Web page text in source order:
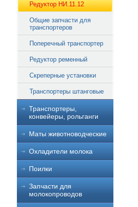
Редуктор НИ.11.12
Общие запчасти для
транспортеров
Поперечный транспортер
Редуктор ременный
Скреперные установки
Транспортеры штанговые
Транспортеры,
конвейеры, рольганги
Маты животноводческие
Охладители молока
Поилки
Запчасти для
молокопроводов